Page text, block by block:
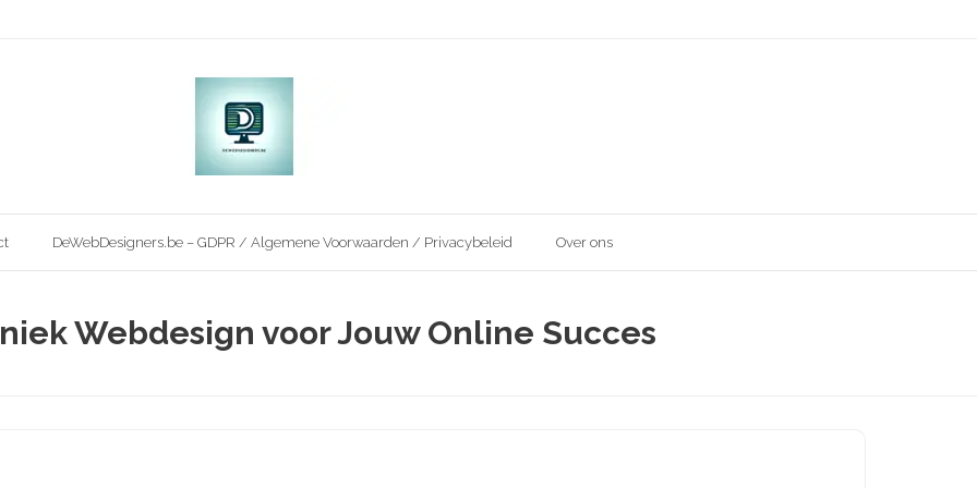
DeWebDesigners.be – GDPR / Algemene Voorwaarden / Privacybeleid Over ons
Webdesign voor Jouw Online Succes